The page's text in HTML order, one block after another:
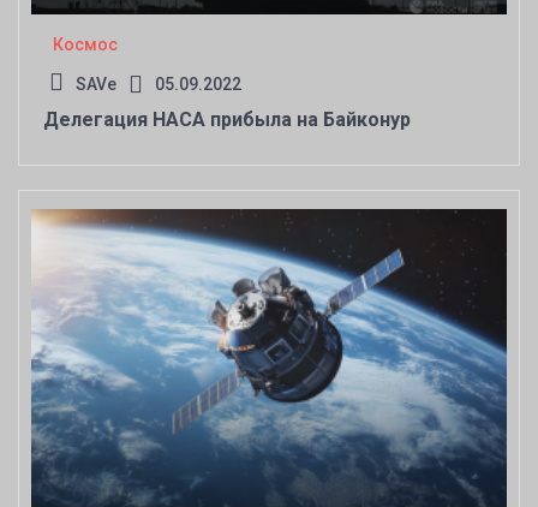
Космос
SAVe 05.09.2022
Делегация НАСА прибыла на Байконур